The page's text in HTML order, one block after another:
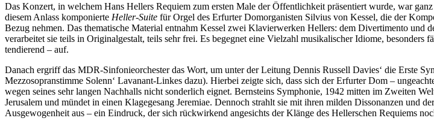
Das Konzert, in welchem Hans Hellers Requiem zum ersten Male der Öffentlichkeit präsentiert wurde, war
diesem Anlass komponierte Heller-Suite für Orgel des Erfurter Domorganisten Silvius von Kessel, die der
Bezug nehmen. Das thematische Material entnahm Kessel zwei Klavierwerken Hellers: dem Divertimento
verarbeitet sie teils in Originalgestalt, teils sehr frei. Es begegnet eine Vielzahl musikalischer Idiome,
tendierend – auf.
Danach ergriff das MDR-Sinfonieorchester das Wort, um unter der Leitung Dennis Russell Davies‘ die Erste
Mezzosopranstimme Solenn‘ Lavanant-Linkes dazu). Hierbei zeigte sich, dass sich der Erfurter Dom –
wegen seines sehr langen Nachhalls nicht sonderlich eignet. Bernsteins Symphonie, 1942 mitten im Zweiten
Jerusalem und mündet in einen Klagegesang Jeremiae. Dennoch strahlt sie mit ihren milden Dissonanzen und
Ausgewogenheit aus – ein Eindruck, der sich rückwirkend angesichts der Klänge des Hellerschen Requiems